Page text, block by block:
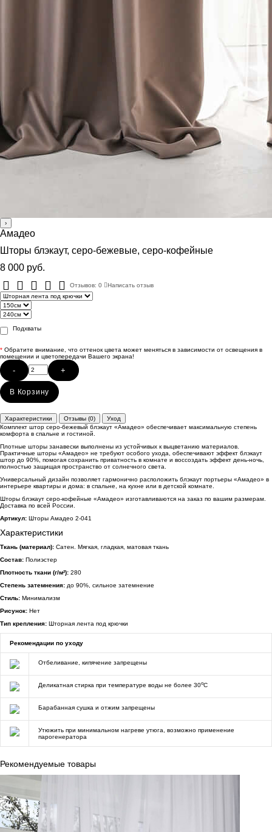
›
Амадео
Шторы блэкаут, серо-бежевые, серо-кофейные
8 000 руб.
Отзывов: 0 Написать отзыв
Подхваты
* Обратите внимание, что оттенок цвета может меняться в зависимости от освещения в
помещении и цветопередачи Вашего экрана!
- +
В Корзину
Характеристики Отзывы (0)
Уход
Комплект штор серо-бежевый блэкаут «Амадео» обеспечивает максимальную степень
комфорта в спальне и гостиной.
Плотные шторы занавески выполнены из устойчивых к выцветанию материалов.
Практичные шторы «Амадео» не требуют особого ухода, обеспечивают эффект блэкаут
штор до 90%, помогая сохранить приватность в комнате и воссоздать эффект день-ночь,
полностью защищая пространство от солнечного света.
Универсальный дизайн позволяет гармонично расположить блэкаут портьеры «Амадео» в
интерьере квартиры и дома: в спальне, на кухне или в детской комнате.
Шторы блэкаут серо-кофейные «Амадео» изготавливаются на заказ по вашим размерам.
Доставка по всей России.
Артикул: Шторы Амадео 2-041
Характеристики
Ткань (материал): Сатен. Мягкая, гладкая, матовая ткань
Состав: Полиэстер
Плотность ткани (г/м²): 280
Степень затемнения: до 90%, сильное затемнение
Стиль: Минимализм
Рисунок: Нет
Тип крепления: Шторная лента под крючки
Рекомендации по уходу
Отбеливание, кипячение запрещены
Деликатная стирка при температуре воды не более 30oC
Барабанная сушка и отжим запрещены
Утюжить при минимальном нагреве утюга, возможно применение
парогенератора
Рекомендуемые товары